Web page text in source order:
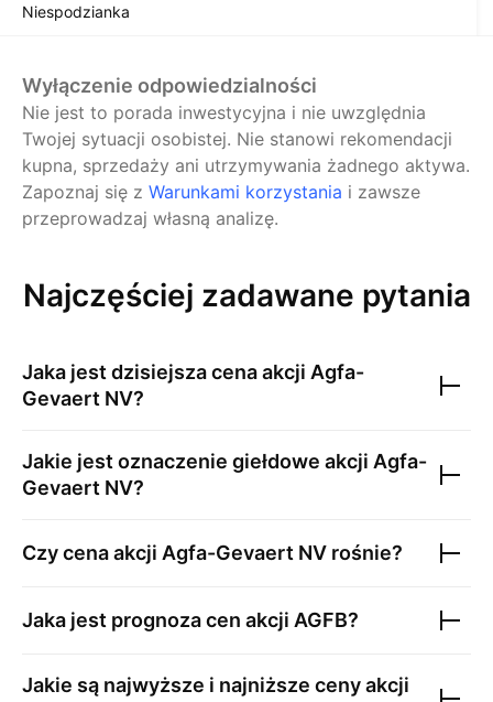
Niespodzianka
Wyłączenie odpowiedzialności
Nie jest to porada inwestycyjna i nie uwzględnia
Twojej sytuacji osobistej. Nie stanowi rekomendacji
kupna, sprzedaży ani utrzymywania żadnego aktywa.
Zapoznaj się z Warunkami korzystania i zawsze
przeprowadzaj własną analizę.
Najczęściej zadawane pytania
Jaka jest dzisiejsza cena akcji Agfa-
Gevaert NV?
Jakie jest oznaczenie giełdowe akcji Agfa-
Gevaert NV?
Czy cena akcji Agfa-Gevaert NV rośnie?
Jaka jest prognoza cen akcji AGFB?
Jakie są najwyższe i najniższe ceny akcji